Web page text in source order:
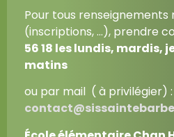
Pour tous renseignements
(inscriptions, …), prendre
56 18 les lundis, mardis,
matins
ou par mail ( à privilégier) :